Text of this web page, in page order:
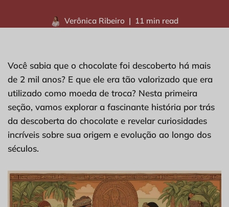
Verônica Ribeiro 11 min read
Você sabia que o chocolate foi descoberto há mais
de 2 mil anos? E que ele era tão valorizado que era
utilizado como moeda de troca? Nesta primeira
seção, vamos explorar a fascinante história por trás
da descoberta do chocolate e revelar curiosidades
incríveis sobre sua origem e evolução ao longo dos
séculos.